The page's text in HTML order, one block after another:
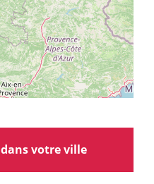
votre ville